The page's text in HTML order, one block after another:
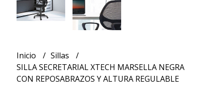
Inicio
Sillas
SILLA SECRETARIAL XTECH MARSELLA NEGRA
CON REPOSABRAZOS Y ALTURA REGULABLE